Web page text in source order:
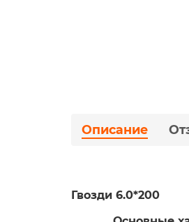
Описание
Гвозди 6.0*200